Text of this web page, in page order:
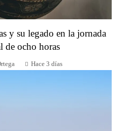
y su legado en la jornada
de ocho horas
Hace 3 días